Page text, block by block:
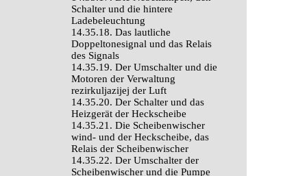
Schalter und die hintere
Ladebeleuchtung
14.35.18. Das lautliche
Doppeltonesignal und das Relais
des Signals
14.35.19. Der Umschalter und die
Motoren der Verwaltung
rezirkuljazijej der Luft
14.35.20. Der Schalter und das
Heizgerät der Heckscheibe
14.35.21. Die Scheibenwischer
wind- und der Heckscheibe, das
Relais der Scheibenwischer
14.35.22. Der Umschalter der
Scheibenwischer und die Pumpe